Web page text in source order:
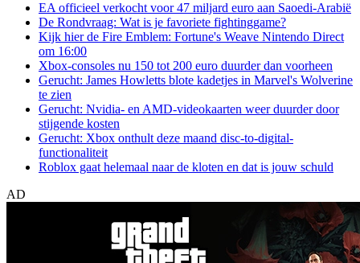
EA officieel verkocht voor 47 miljard euro aan Saoedi-Arabië
De Rondvraag: Wat is je favoriete fightinggame?
Kijk hier de Fire Emblem: Fortune's Weave Nintendo Direct
om 16:00
Xbox-consoles nu 150 tot 200 euro duurder dan voorheen
Gerucht: James Howletts blote kadetjes in Marvel's Wolverine
te zien
Gerucht: Nvidia- en AMD-videokaarten weer duurder door
stijgende kosten
Gerucht: Xbox onthult deze maand disc-to-digital-
functionaliteit
Roblox gaat helemaal naar de kloten en dat is jouw schuld
AD